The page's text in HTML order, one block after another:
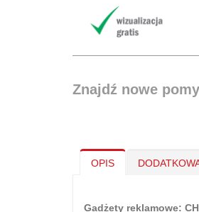
Znajdź nowe
OPIS
Gadżety reklamowe: